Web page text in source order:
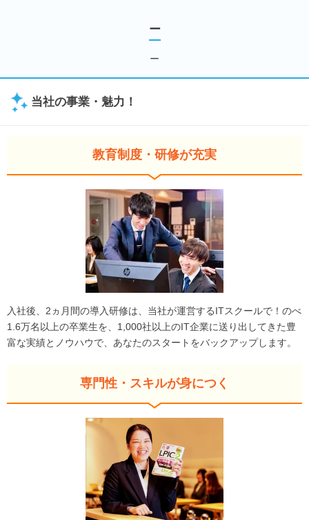
ー
ー
当社の事業・魅力！
教育制度・研修が充実
入社後、2ヵ月間の導入研修は、当社が運営するITスクールで！のべ
1.6万名以上の卒業生を、1,000社以上のIT企業に送り出してきた豊
富な実績とノウハウで、あなたのスタートをバックアップします。
専門性・スキルが身につく